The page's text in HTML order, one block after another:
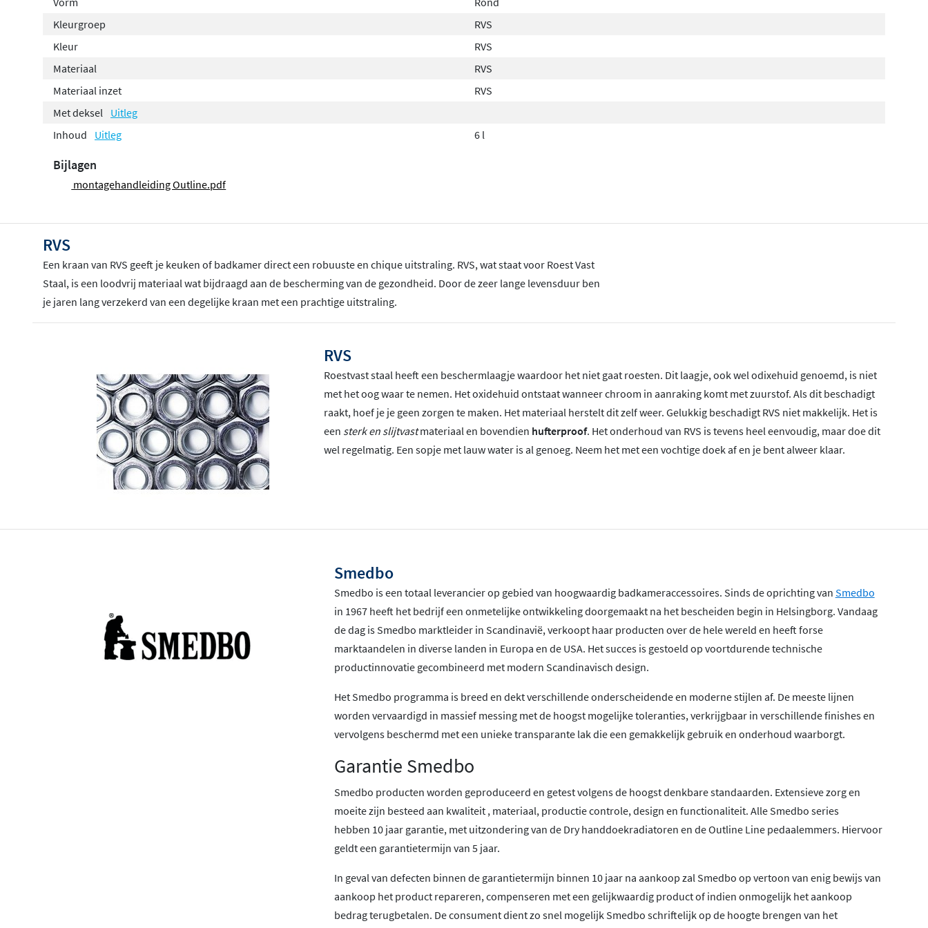
Kleurgroep
RVS
Kleur
RVS
Materiaal
RVS
Materiaal inzet
RVS
Met deksel Uitleg
Inhoud
Uitleg 6 l
Bijlagen
montagehandleiding Outline.pdf
RVS
Een kraan van RVS geeft je keuken of badkamer direct een robuuste en chique uitstraling. RVS, wat staat voor Roest Vast
Staal, is een loodvrij materiaal wat bijdraagd aan de bescherming van de gezondheid. Door de zeer lange levensduur ben
je jaren lang verzekerd van een degelijke kraan met een prachtige uitstraling.
RVS
Roestvast staal heeft een beschermlaagje waardoor het niet gaat roesten. Dit laagje, ook wel odixehuid genoemd, is niet
met het oog waar te nemen. Het oxidehuid ontstaat wanneer chroom in aanraking komt met zuurstof. Als dit beschadigt
raakt, hoef je je geen zorgen te maken. Het materiaal herstelt dit zelf weer. Gelukkig beschadigt RVS niet makkelijk. Het is
een sterk en slijtvastmateriaal en bovendien hufterproof. Het onderhoud van RVS is tevens heel eenvoudig, maar doe dit
wel regelmatig. Een sopje met lauw water is al genoeg. Neem het met een vochtige doek af en je bent alweer klaar.
Smedbo
Smedbo is een totaal leverancier op gebied van hoogwaardig badkameraccessoires. Sinds de oprichting van Smedbo
in 1967 heeft het bedrijf een onmetelijke ontwikkeling doorgemaakt na het bescheiden begin in Helsingborg. Vandaag
de dag is Smedbo marktleider in Scandinavië, verkoopt haar producten over de hele wereld en heeft forse
marktaandelen in diverse landen in Europa en de USA. Het succes is gestoeld op voortdurende technische
productinnovatie gecombineerd met modern Scandinavisch design.
Het Smedbo programma is breed en dekt verschillende onderscheidende en moderne stijlen af. De meeste lijnen
worden vervaardigd in massief messing met de hoogst mogelijke toleranties, verkrijgbaar in verschillende finishes en
vervolgens beschermd met een unieke transparante lak die een gemakkelijk gebruik en onderhoud waarborgt.
Garantie Smedbo
Smedbo producten worden geproduceerd en getest volgens de hoogst denkbare standaarden. Extensieve zorg en
moeite zijn besteed aan kwaliteit , materiaal, productie controle, design en functionaliteit. Alle Smedbo series
hebben 10 jaar garantie, met uitzondering van de Dry handdoekradiatoren en de Outline Line pedaalemmers. Hiervoor
geldt een garantietermijn van 5 jaar.
In geval van defecten binnen de garantietermijn binnen 10 jaar na aankoop zal Smedbo op vertoon van enig bewijs van
aankoop het product repareren, compenseren met een gelijkwaardig product of indien onmogelijk het aankoop
bedrag terugbetalen. De consument dient zo snel mogelijk Smedbo schriftelijk op de hoogte brengen van het